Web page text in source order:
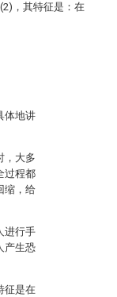
体地讲
，大多
过程都
缩，给
进行手
产生恐
征是在
，其特征是：在